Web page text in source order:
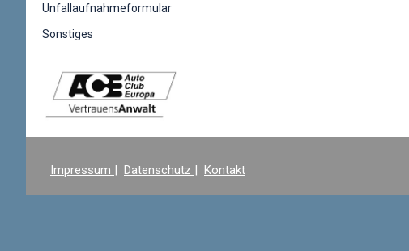
Unfallaufnahmeformular
Sonstiges
Impressum | Datenschutz | Kontakt